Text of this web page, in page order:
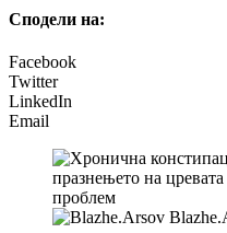
Сподели на:
Facebook
Twitter
LinkedIn
Email